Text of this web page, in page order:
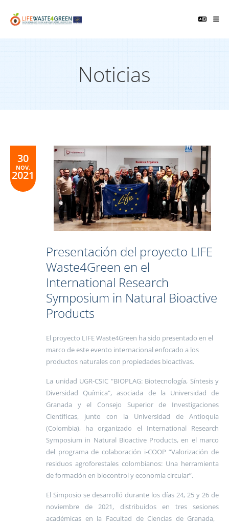
Noticias
30
NOV.
2021
Presentación del proyecto LIFE
Waste4Green en el
International Research
Symposium in Natural Bioactive
Products
El proyecto LIFE Waste4Green ha sido presentado en el
marco de este evento internacional enfocado a los
productos naturales con propiedades bioactivas.
La unidad UGR-CSIC "BIOPLAG: Biotecnología, Síntesis y
Diversidad Química", asociada de la Universidad de
Granada y el Consejo Superior de Investigaciones
Científicas, junto con la Universidad de Antioquía
(Colombia), ha organizado el International Research
Symposium in Natural Bioactive Products, en el marco
del programa de colaboración i-COOP “Valorización de
residuos agroforestales colombianos: Una herramienta
de formación en biocontrol y economía circular”.
El Simposio se desarrolló durante los días 24, 25 y 26 de
noviembre de 2021, distribuidos en tres sesiones
académicas en la Facultad de Ciencias de Granada, ​